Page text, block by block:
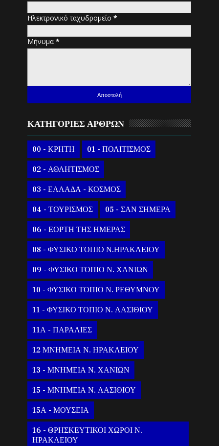
Ηλεκτρονικό ταχυδρομείο*
Μήνυμα*
ΚΑΤΗΓΟΡΙΕΣ ΑΡΘΡΩΝ
00 - ΚΡΗΤΗ 01 - ΠΟΛΙΤΙΣΜΟΣ
02 - ΑΘΛΗΤΙΣΜΟΣ
03 - ΕΛΛΑΔΑ - ΚΟΣΜΟΣ
04 - ΤΟΥΡΙΣΜΟΣ 05 - ΣΑΝ ΣΗΜΕΡΑ
06 - ΕΟΡΤΗ ΤΗΣ ΗΜΕΡΑΣ
08 - ΦΥΣΙΚΟ ΤΟΠΙΟ Ν.ΗΡΑΚΛΕΙΟΥ
09 - ΦΥΣΙΚΟ ΤΟΠΙΟ Ν. ΧΑΝΙΩΝ
10 - ΦΥΣΙΚΟ ΤΟΠΙΟ Ν. ΡΕΘΥΜΝΟΥ
11 - ΦΥΣΙΚΟ ΤΟΠΙΟ Ν. ΛΑΣΙΘΙΟΥ
11Α - ΠΑΡΑΛΙΕΣ
12 ΜΝΗΜΕΙΑ Ν. ΗΡΑΚΛΕΙΟΥ
13 - ΜΝΗΜΕΙΑ Ν. ΧΑΝΙΩΝ
15 - ΜΝΗΜΕΙΑ Ν. ΛΑΣΙΘΙΟΥ
15Α - ΜΟΥΣΕΙΑ
16 - ΘΡΗΣΚΕΥΤΙΚΟΙ ΧΩΡΟΙ Ν.
ΗΡΑΚΛΕΙΟΥ